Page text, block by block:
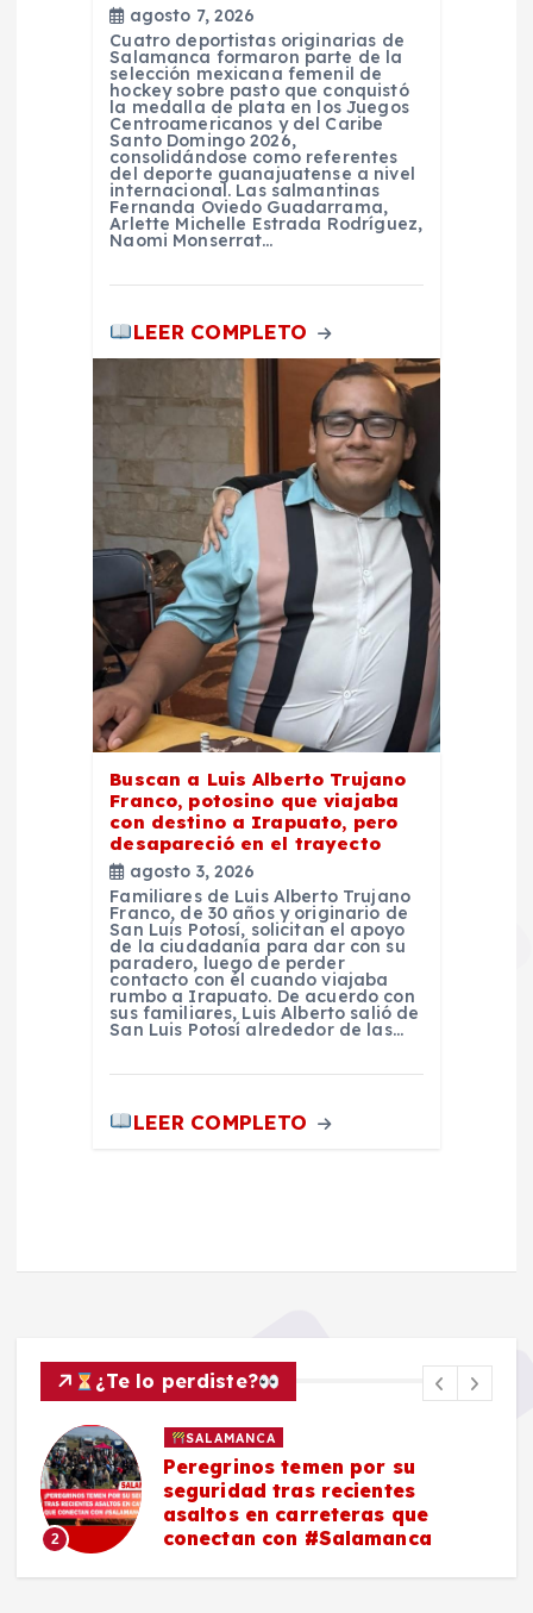
agosto 7, 2026
Cuatro deportistas originarias de
Salamanca formaron parte de la
selección mexicana femenil de
hockey sobre pasto que conquistó
la medalla de plata en los Juegos
Centroamericanos y del Caribe
Santo Domingo 2026,
consolidándose como referentes
del deporte guanajuatense a nivel
internacional. Las salmantinas
Fernanda Oviedo Guadarrama,
Arlette Michelle Estrada Rodríguez,
Naomi Monserrat…
LEER COMPLETO
Buscan a Luis Alberto Trujano
Franco, potosino que viajaba
con destino a Irapuato, pero
desapareció en el trayecto
agosto 3, 2026
Familiares de Luis Alberto Trujano
Franco, de 30 años y originario de
San Luis Potosí, solicitan el apoyo
de la ciudadanía para dar con su
paradero, luego de perder
contacto con él cuando viajaba
rumbo a Irapuato. De acuerdo con
sus familiares, Luis Alberto salió de
San Luis Potosí alrededor de las…
LEER COMPLETO
¿Te lo perdiste?
2
SALAMANCA
Peregrinos temen por su
seguridad tras recientes
asaltos en carreteras que
conectan con #Salamanca